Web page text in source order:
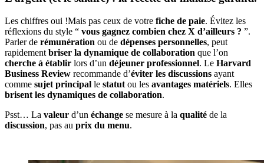
Les chiffres oui !Mais pas ceux de votre fiche de paie. Évitez les
réflexions du style “ vous gagnez combien chez X d’ailleurs ? ”.
Parler de rémunération ou de dépenses personnelles, peut
rapidement briser la dynamique de collaboration que l’on
cherche à établir lors d’un déjeuner professionnel. Le Harvard
Business Review recommande d’éviter les discussions ayant
comme sujet principal le statut ou les avantages matériels. Elles
brisent les dynamiques de collaboration.
Psst… La valeur d’un échange se mesure à la qualité de la
discussion, pas au prix du menu.